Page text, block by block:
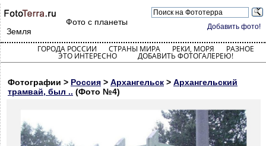
Добавить фото!
Фото с планеты
Земля
ГОРОДА РОССИИ СТРАНЫ МИРА РЕКИ, МОРЯ РАЗНОЕ
ЭТО ИНТЕРЕСНО ДОБАВИТЬ ФОТОГАЛЕРЕЮ!
Фотографии > Россия > Архангельск > Архангельский
трамвай, был .. (Фото №4)